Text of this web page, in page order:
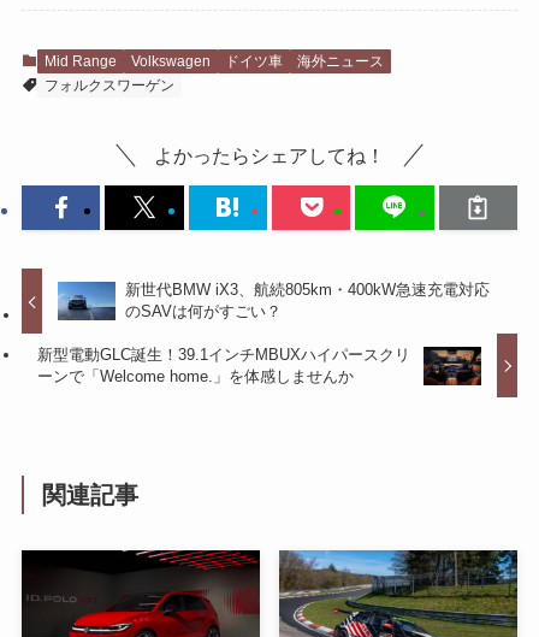
Mid Range Volkswagen ドイツ車
海外ニュース
フォルクスワーゲン
よかったらシェアしてね！
新世代BMW iX3、航続805km・400kW急速充電対応
のSAVは何がすごい？
新型電動GLC誕生！39.1インチMBUXハイパースクリ
ーンで「Welcome home.」を体感しませんか
関連記事